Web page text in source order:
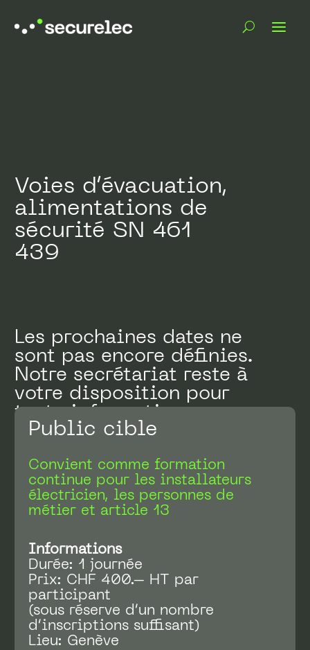
Voies d’évacuation,
alimentations de
sécurité SN 461
439
Public cible
Convient comme formation
continue pour les installateurs
électricien, les personnes de
métier et article 13
Informations
Durée: 1 journée
Prix: CHF 400.– HT par
participant
(sous réserve d’un nombre
d’inscriptions suffisant)
Lieu: Genève